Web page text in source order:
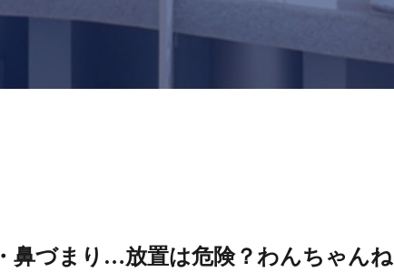
鼻づまり…放置は危険？わんちゃんね